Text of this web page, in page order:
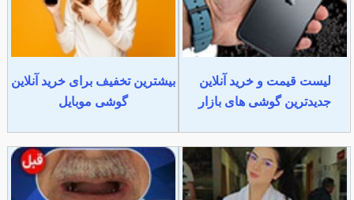
لیست قیمت و خرید آنلاین
جدیدترین گوشی های بازار
بیشترین تخفیف برای خرید آنلاین
گوشی موبایل